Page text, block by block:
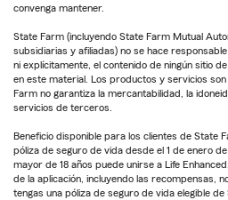
convenga mantener.
State Farm (incluyendo State Farm Mutual
subsidiarias y afiliadas) no se hace
ni explícitamente, el contenido de ningún sitio
en este material. Los productos y servicios
Farm no garantiza la mercantabilidad, la
servicios de terceros.
Beneficio disponible para los clientes de State
póliza de seguro de vida desde el 1 de enero
mayor de 18 años puede unirse a Life
de la aplicación, incluyendo las recompensas,
tengas una póliza de seguro de vida elegible